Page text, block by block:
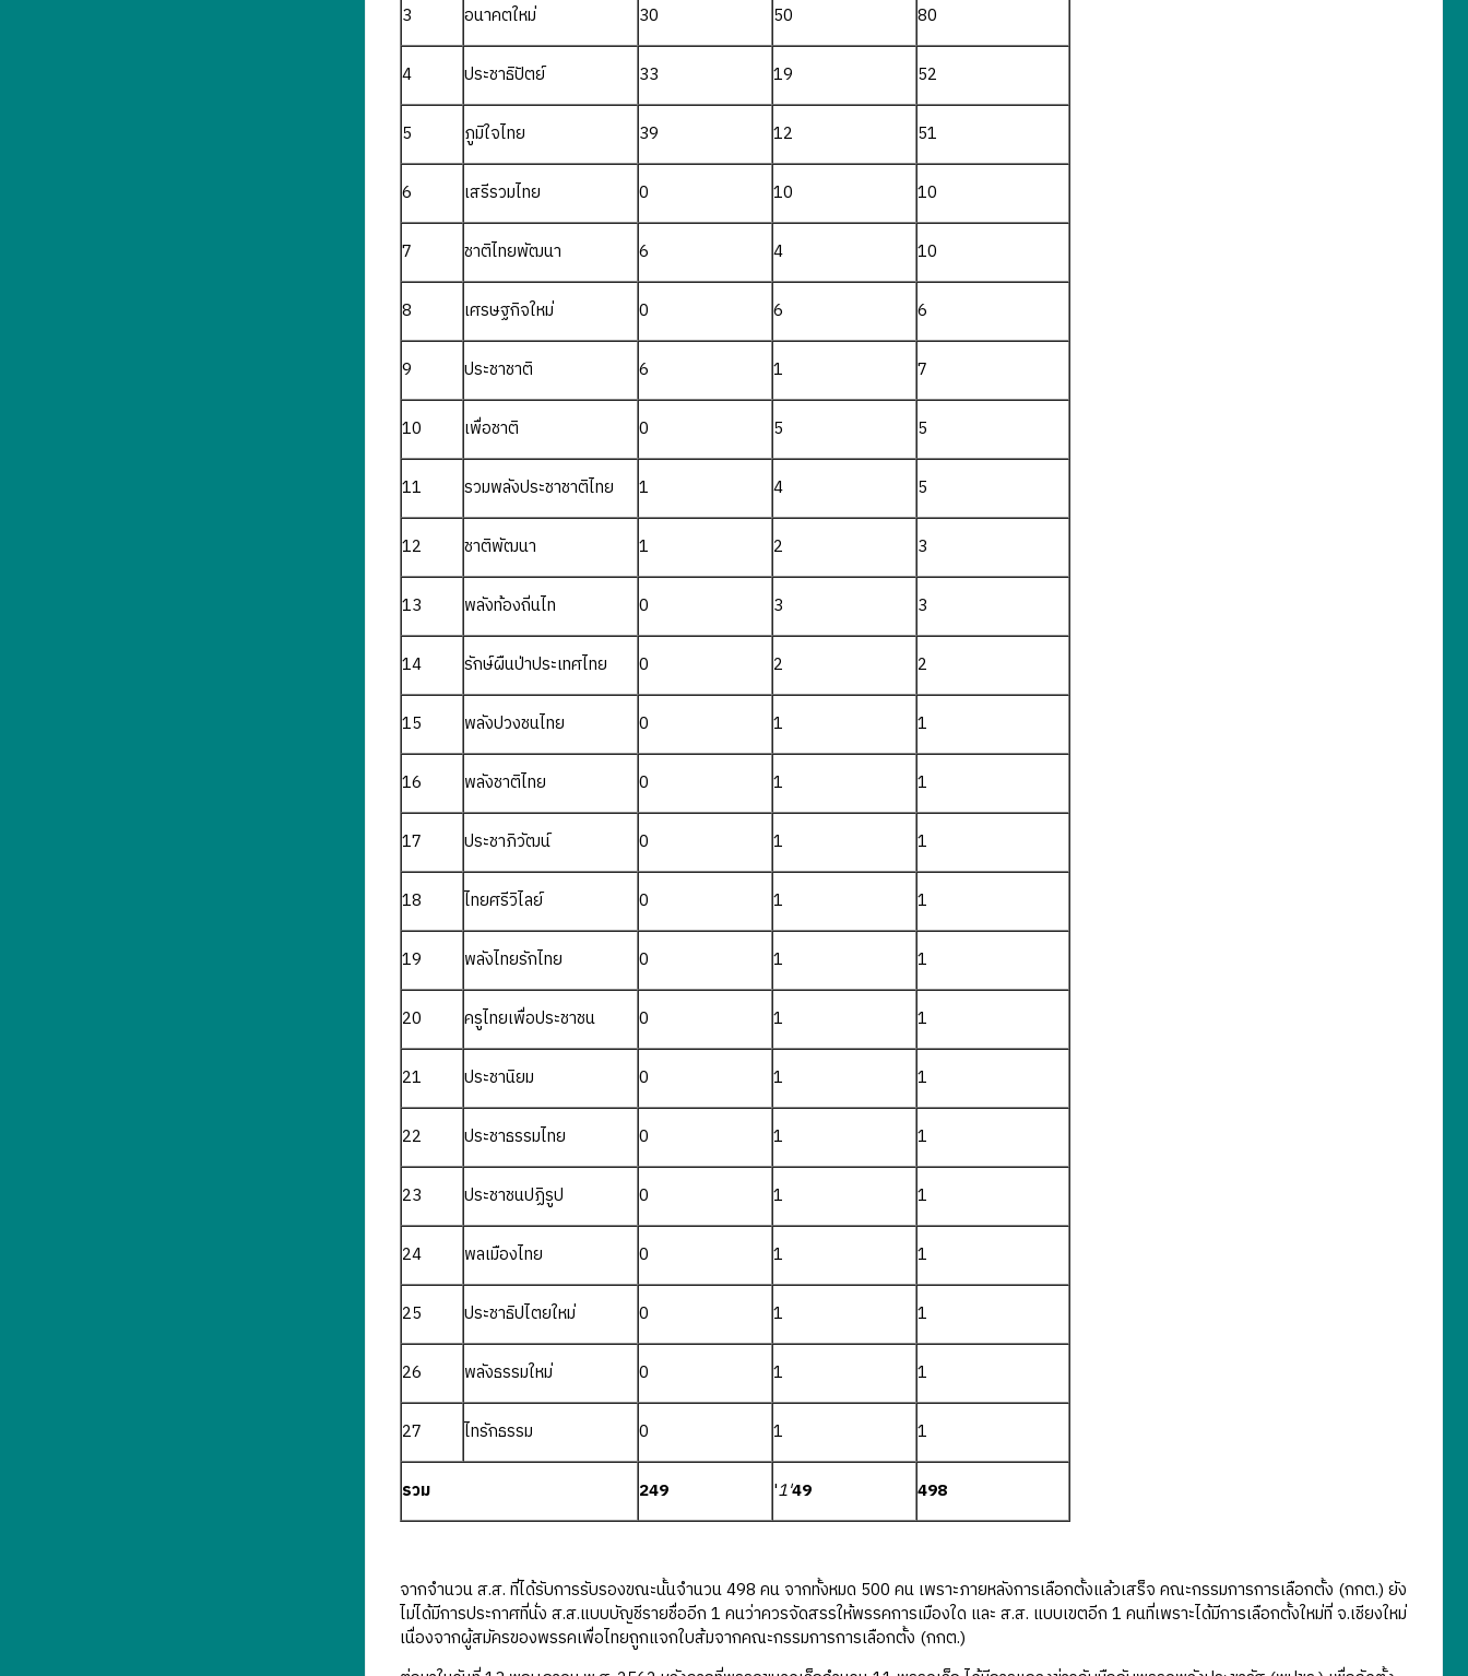
3 อนาคตใหม่ 30 50 80
4 ประชาธิปัตย์ 33 19 52
5 ภูมิใจไทย 39 12 51
6 เสรีรวมไทย 0 10 10
7 ชาติไทยพัฒนา 6 4 10
8 เศรษฐกิจใหม่ 0 6 6
9 ประชาชาติ 6 1 7
10 เพื่อชาติ 0 5 5
11 รวมพลังประชาชาติไทย 1 4 5
12 ชาติพัฒนา 1 2 3
13 พลังท้องถิ่นไท 0 3 3
14 รักษ์ผืนป่าประเทศไทย 0 2 2
15 พลังปวงชนไทย 0 1 1
16 พลังชาติไทย 0 1 1
17 ประชาภิวัฒน์ 0 1 1
18 ไทยศรีวิไลย์ 0 1 1
19 พลังไทยรักไทย 0 1 1
20 ครูไทยเพื่อประชาชน 0 1 1
21 ประชานิยม 0 1 1
22 ประชาธรรมไทย 0 1 1
23 ประชาชนปฏิรูป 0 1 1
24 พลเมืองไทย 0 1 1
25 ประชาธิปไตยใหม่ 0 1 1
26 พลังธรรมใหม่ 0 1 1
27 ไทรักธรรม 0 1 1
รวม 249 '1'49 498
จากจำนวน ส.ส. ที่ได้รับการรับรองขณะนั้นจำนวน 498 คน จากทั้งหมด 500 คน เพราะภายหลังการเลือกตั้งแล้วเสร็จ คณะกรรมการการเลือกตั้ง (กกต.) ยัง
ไม่ได้มีการประกาศที่นั่ง ส.ส.แบบบัญชีรายชื่ออีก 1 คนว่าควรจัดสรรให้พรรคการเมืองใด และ ส.ส. แบบเขตอีก 1 คนที่เพราะได้มีการเลือกตั้งใหม่ที่ จ.เชียงใหม่
เนื่องจากผู้สมัครของพรรคเพื่อไทยถูกแจกใบส้มจากคณะกรรมการการเลือกตั้ง (กกต.)